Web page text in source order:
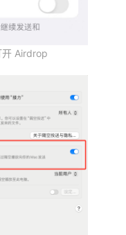
开 Airdrop